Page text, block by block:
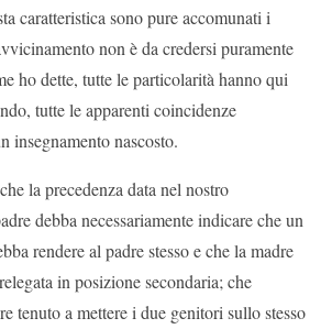
caratteristica sono pure accomunati i
non è da credersi puramente
ho dette, tutte le particolarità hanno qui
tutte le apparenti coincidenze
insegnamento nascosto.
la precedenza data nel nostro
debba necessariamente indicare che un
rendere al padre stesso e che la madre
in posizione secondaria; che
tenuto a mettere i due genitori sullo stesso